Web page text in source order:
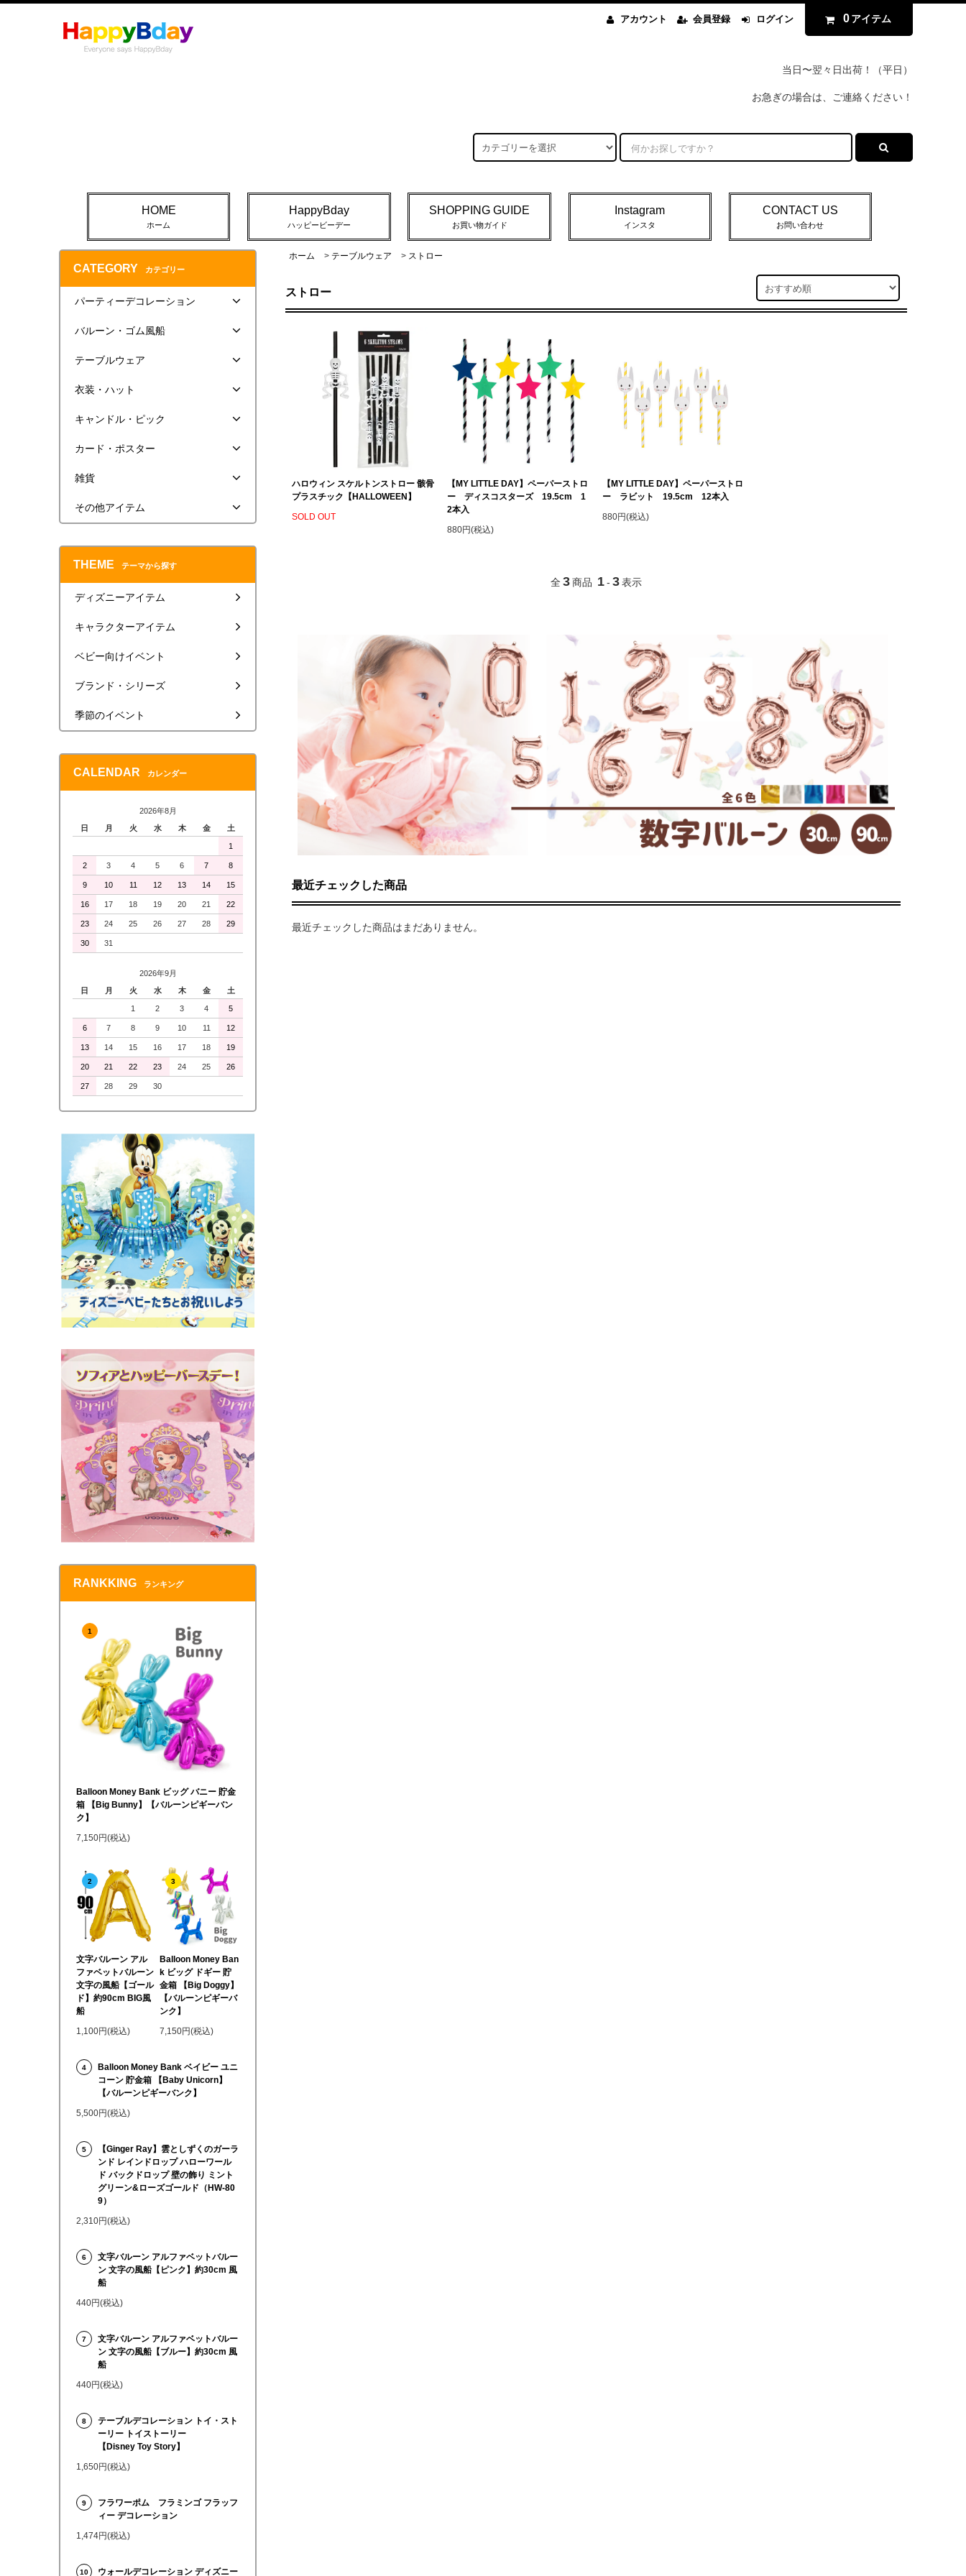
アカウント 会員登録 ログイン 0 アイテム
当日〜翌々日出荷！（平日）
お急ぎの場合は、ご連絡ください！
HOME
ホーム
HappyBday
ハッピービーデー
SHOPPING GUIDE
お買い物ガイド
Instagram
インスタ
CONTACT US
お問い合わせ
ホーム > テーブルウェア > ストロー
ストロー
ハロウィン スケルトンストロー 骸骨
プラスチック【HALLOWEEN】
SOLD OUT
【MY LITTLE DAY】ペーパーストロ
ー ディスコスターズ 19.5cm 1
2本入
880円(税込)
【MY LITTLE DAY】ペーパーストロ
ー ラビット 19.5cm 12本入
880円(税込)
全3商品 1- 3表示
最近チェックした商品
最近チェックした商品はまだありません。
CATEGORY カテゴリー
パーティーデコレーション
バルーン・ゴム風船
テーブルウェア
衣装・ハット
キャンドル・ピック
カード・ポスター
雑貨
その他アイテム
THEME テーマから探す
ディズニーアイテム
キャラクターアイテム
ベビー向けイベント
ブランド・シリーズ
季節のイベント
CALENDAR カレンダー
2026年8月
日
月 火 水 木 金 土
1
2 3 4 5 6 7 8
9 10 11 12 13 14 15
16 17 18 19 20 21 22
23 24 25 26 27 28 29
30 31
2026年9月
日
月 火 水 木 金 土
1 2 3 4 5
6 7 8 9 10 11 12
13 14 15 16 17 18 19
20 21 22 23 24 25 26
27 28 29 30
RANKKING ランキング
1
Balloon Money Bank ビッグ バニー 貯金
箱 【Big Bunny】【バルーンピギーバン
ク】
7,150円(税込)
2
文字バルーン アル
ファベットバルーン
文字の風船【ゴール
ド】約90cm BIG風
船
1,100円(税込)
3
Balloon Money Ban
k ビッグ ドギー 貯
金箱 【Big Doggy】
【バルーンピギーバ
ンク】
7,150円(税込)
4
Balloon Money Bank ベイビー ユニ
コーン 貯金箱 【Baby Unicorn】
【バルーンピギーバンク】
5,500円(税込)
5
【Ginger Ray】雲としずくのガーラ
ンド レインドロップ ハローワール
ド バックドロップ 壁の飾り ミント
グリーン&ローズゴールド（HW-80
9）
2,310円(税込)
6
文字バルーン アルファベットバルー
ン 文字の風船【ピンク】約30cm 風
船
440円(税込)
7
文字バルーン アルファベットバルー
ン 文字の風船【ブルー】約30cm 風
船
440円(税込)
8
テーブルデコレーション トイ・スト
ーリー トイストーリー
【Disney Toy Story】
1,650円(税込)
9
フラワーポム フラミンゴ フラッフ
ィー デコレーション
1,474円(税込)
10 ウォールデコレーション ディズニー